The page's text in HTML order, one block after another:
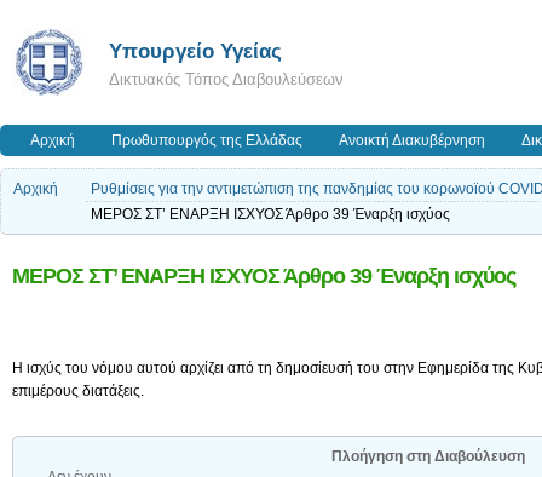
Υπουργείο Υγείας
Δικτυακός Τόπος Διαβουλεύσεων
Αρχική Πρωθυπουργός της Ελλάδας Ανοικτή Διακυβέρνηση
Αρχική
Ρυθμίσεις για την αντιμετώπιση της πανδημίας του κορωνοϊού
ΜΕΡΟΣ ΣΤ’ ΕΝΑΡΞΗ ΙΣΧΥΟΣ Άρθρο 39 Έναρξη ισχύος
ΜΕΡΟΣ ΣΤ’ ΕΝΑΡΞΗ ΙΣΧΥΟΣ Άρθρο 39 Έναρξη ισχύος
Η ισχύς του νόμου αυτού αρχίζει από τη δημοσίευσή του στην Εφημερίδα της
επιμέρους διατάξεις.
Πλοήγηση στη Διαβούλευση